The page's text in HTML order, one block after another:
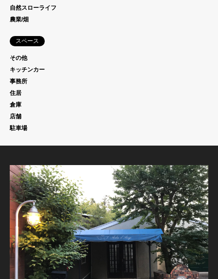
自然スローライフ
農業/畑
スペース
その他
キッチンカー
事務所
住居
倉庫
店舗
駐車場